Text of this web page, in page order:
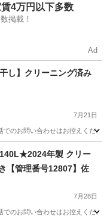
パナソニック
賃4万円以下多数
掲載！
Ad
し】クリーニング済み
7月21日
のお問い合わせはお控えくだ
年製 クリー
【管理番号12807】佐
7月28日
のお問い合わせはお控えくだ